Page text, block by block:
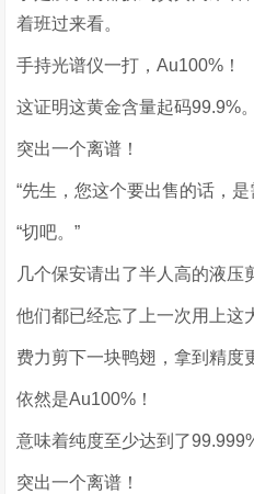
着班过来看。
手持光谱仪一打，Au100%！
这证明这黄金含量起码99.9%。
突出一个离谱！
“先生，您这个要出售的话，是
“切吧。”
几个保安请出了半人高的液压
他们都已经忘了上一次用上这
费力剪下一块鸭翅，拿到精
依然是Au100%！
意味着纯度至少达到了
突出一个离谱！